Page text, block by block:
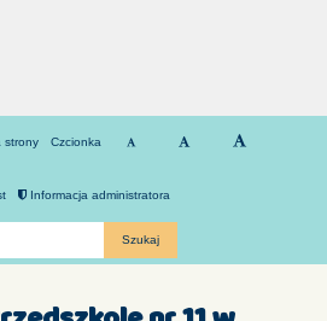
Czcionka
Informacja administratora